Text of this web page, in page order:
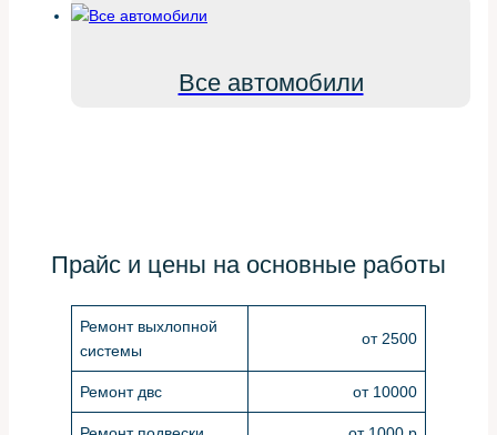
Все автомобили
Прайс и цены на основные работы
Ремонт выхлопной
системы
от 2500
Ремонт двс от 10000